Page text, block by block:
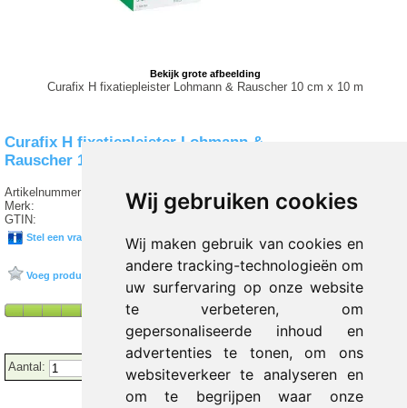
Wij gebruiken cookies
Wij maken gebruik van cookies en
andere tracking-technologieën om
uw surfervaring op onze website
te verbeteren, om
gepersonaliseerde inhoud en
advertenties te tonen, om ons
websiteverkeer te analyseren en
om te begrijpen waar onze
Bekijk grote afbeelding
Curafix H fixatiepleister Lohmann & Rauscher 10 cm x 10 m
Curafix H fixatiepleister Lohmann &
Rauscher 10 cm x 10 m
Artikelnummer:
Merk:
GTIN:
L2 138942
LOHMANN UND RAUSCHER
6926515402877
Stel een vraag over dit product
Voeg product toe aan favorieten
Aantal: